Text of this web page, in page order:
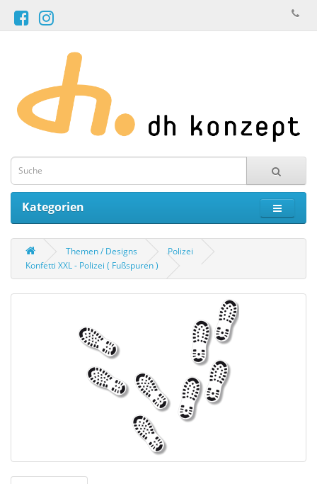
Kategorien
Themen / Designs
Polizei
Konfetti XXL - Polizei ( Fußspuren )